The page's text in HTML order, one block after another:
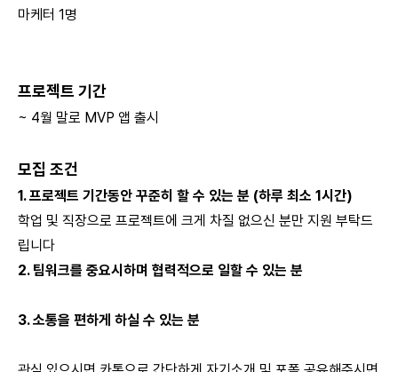
마케터 1명
프로젝트 기간
~ 4월 말로 MVP 앱 출시
모집 조건
1. 프로젝트 기간동안 꾸준히 할 수 있는 분 (하루 최소 1시간)
학업 및 직장으로 프로젝트에 크게 차질 없으신 분만 지원 부탁드
립니다
2. 팀워크를 중요시하며 협력적으로 일할 수 있는 분
3. 소통을 편하게 하실 수 있는 분